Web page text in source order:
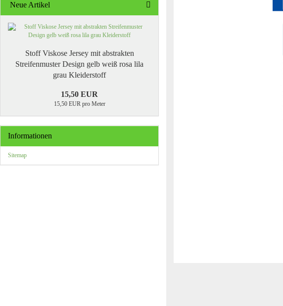
Neue Artikel
Stoff Viskose Jersey mit abstrakten
Streifenmuster Design gelb weiß rosa lila
grau Kleiderstoff
15,50 EUR
15,50 EUR pro Meter
Informationen
Sitemap